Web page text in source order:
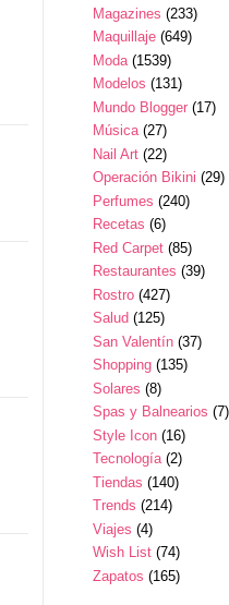
Magazines (233)
Maquillaje (649)
Moda (1539)
Modelos (131)
Mundo Blogger (17)
Música (27)
Nail Art (22)
Operación Bikini (29)
Perfumes (240)
Recetas (6)
Red Carpet (85)
Restaurantes (39)
Rostro (427)
Salud (125)
San Valentín (37)
Shopping (135)
Solares (8)
Spas y Balnearios (7)
Style Icon (16)
Tecnología (2)
Tiendas (140)
Trends (214)
Viajes (4)
Wish List (74)
Zapatos (165)